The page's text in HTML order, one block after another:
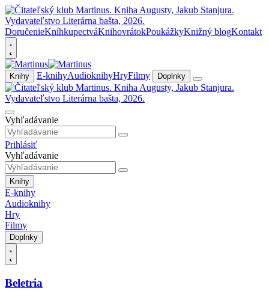
DoručenieKníhkupectváKnihovrátokPoukážkyKnižný blogKontakt
Knihy E-knihyAudioknihyHryFilmy Doplnky
Vyhľadávanie
Prihlásiť
Vyhľadávanie
Knihy
E-knihy
Audioknihy
Hry
Filmy
Doplnky
Beletria